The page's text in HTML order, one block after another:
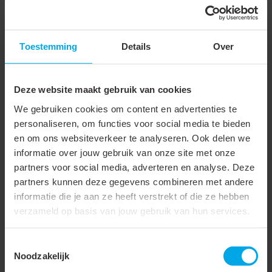
Toestemming Details Over
Deze website maakt gebruik van cookies
We gebruiken cookies om content en advertenties te
personaliseren, om functies voor social media te bieden
en om ons websiteverkeer te analyseren. Ook delen we
informatie over jouw gebruik van onze site met onze
partners voor social media, adverteren en analyse. Deze
partners kunnen deze gegevens combineren met andere
informatie die je aan ze heeft verstrekt of die ze hebben
verzameld op basis van jouw gebruik van hun services.
Noodzakelijk
Materiaal spiraal
Staal
Met uitwendige spiraal
Wanddikte
0.25 mm
Max. werkdruk bij 20°C
0.0003 bar
Vacuümbestendigheid bij
20 °C
100 %
Mediumtemperatuur
(continu)
-35 - 85 °C
Buigradius
154 mm